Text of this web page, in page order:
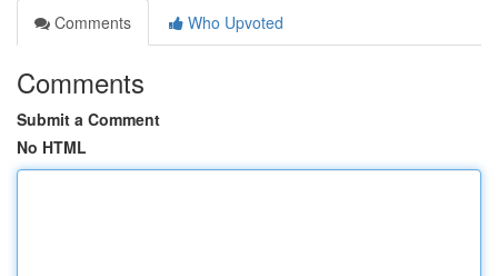
Comments
Who Upvoted
Comments
Submit a Comment
No HTML